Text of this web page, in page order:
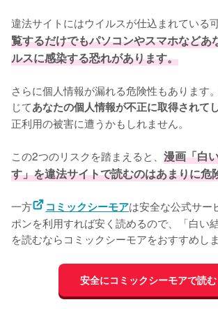
違法サイトにはウイルスが仕込まれている
覧するだけでもパソコンやスマホなどあ
ルスに感染する恐れがあります。
さらに個人情報が漏れる危険性もあります
じてあなたの個人情報が不正に取得されて
正利用の被害に遭うかもしれません。
この2つのリスクを踏まえると、 漫画「白
す」を違法サイトで読むのはあまりに危
一方 コミックシーモアは安全な公式サー
ポンを利用すれば安く読めるので、「白い
を読むならコミックシーモアをおすすめし
安全にコミックシーモアで読む